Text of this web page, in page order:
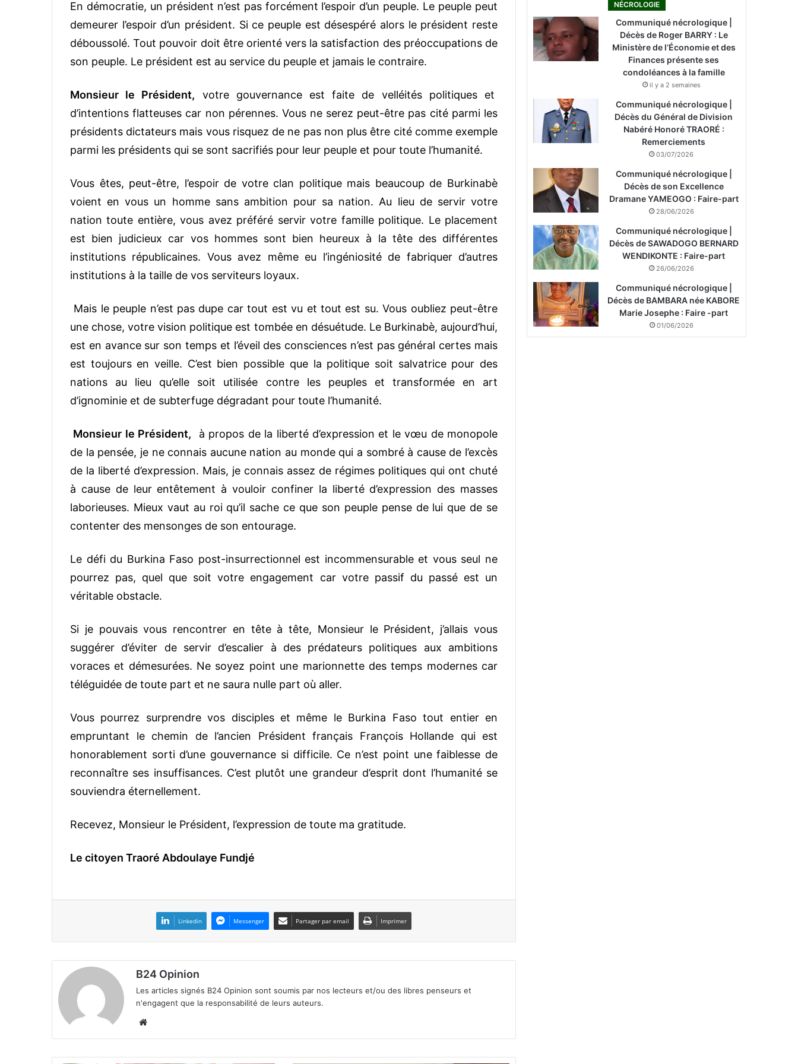
En démocratie, un président n’est pas forcément l’espoir d’un peuple. Le peuple peut
demeurer l’espoir d’un président. Si ce peuple est désespéré alors le président reste
déboussolé. Tout pouvoir doit être orienté vers la satisfaction des préoccupations de
son peuple. Le président est au service du peuple et jamais le contraire.
Monsieur le Président, votre gouvernance est faite de velléités politiques et
d’intentions flatteuses car non pérennes. Vous ne serez peut-être pas cité parmi les
présidents dictateurs mais vous risquez de ne pas non plus être cité comme exemple
parmi les présidents qui se sont sacrifiés pour leur peuple et pour toute l’humanité.
Vous êtes, peut-être, l’espoir de votre clan politique mais beaucoup de Burkinabè
voient en vous un homme sans ambition pour sa nation. Au lieu de servir votre
nation toute entière, vous avez préféré servir votre famille politique. Le placement
est bien judicieux car vos hommes sont bien heureux à la tête des différentes
institutions républicaines. Vous avez même eu l’ingéniosité de fabriquer d’autres
institutions à la taille de vos serviteurs loyaux.
Mais le peuple n’est pas dupe car tout est vu et tout est su. Vous oubliez peut-être
une chose, votre vision politique est tombée en désuétude. Le Burkinabè, aujourd’hui,
est en avance sur son temps et l’éveil des consciences n’est pas général certes mais
est toujours en veille. C’est bien possible que la politique soit salvatrice pour des
nations au lieu qu’elle soit utilisée contre les peuples et transformée en art
d’ignominie et de subterfuge dégradant pour toute l’humanité.
Monsieur le Président, à propos de la liberté d’expression et le vœu de monopole
de la pensée, je ne connais aucune nation au monde qui a sombré à cause de l’excès
de la liberté d’expression. Mais, je connais assez de régimes politiques qui ont chuté
à cause de leur entêtement à vouloir confiner la liberté d’expression des masses
laborieuses. Mieux vaut au roi qu’il sache ce que son peuple pense de lui que de se
contenter des mensonges de son entourage.
Le défi du Burkina Faso post-insurrectionnel est incommensurable et vous seul ne
pourrez pas, quel que soit votre engagement car votre passif du passé est un
véritable obstacle.
Si je pouvais vous rencontrer en tête à tête, Monsieur le Président, j’allais vous
suggérer d’éviter de servir d’escalier à des prédateurs politiques aux ambitions
voraces et démesurées. Ne soyez point une marionnette des temps modernes car
téléguidée de toute part et ne saura nulle part où aller.
Vous pourrez surprendre vos disciples et même le Burkina Faso tout entier en
empruntant le chemin de l’ancien Président français François Hollande qui est
honorablement sorti d’une gouvernance si difficile. Ce n’est point une faiblesse de
reconnaître ses insuffisances. C’est plutôt une grandeur d’esprit dont l’humanité se
souviendra éternellement.
Recevez, Monsieur le Président, l’expression de toute ma gratitude.
Le citoyen Traoré Abdoulaye Fundjé
Linkedin Messenger Partager par email Imprimer
B24 Opinion
Les articles signés B24 Opinion sont soumis par nos lecteurs et/ou des libres penseurs et
n'engagent que la responsabilité de leurs auteurs.
bsi
NÉCROLOGIE
Communiqué nécrologique |
Décès de Roger BARRY : Le
Ministère de l’Économie et des
Finances présente ses
condoléances à la famille
il y a 2 semaines
Communiqué nécrologique |
Décès du Général de Division
Nabéré Honoré TRAORÉ :
Remerciements
03/07/2026
Communiqué nécrologique |
Décès de son Excellence
Dramane YAMEOGO : Faire-part
28/06/2026
Communiqué nécrologique |
Décès de SAWADOGO BERNARD
WENDIKONTE : Faire-part
26/06/2026
Communiqué nécrologique |
Décès de BAMBARA née KABORE
Marie Josephe : Faire -part
01/06/2026